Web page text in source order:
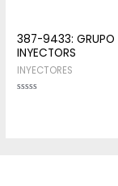
5
387-9433: GRUPO
INYECTORS
INYECTORES